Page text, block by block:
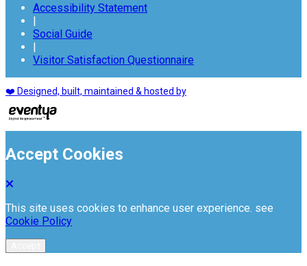
Accessibility Statement
|
Social Guide
|
Visitor Satisfaction Questionnaire
❤️ Designed, built, maintained & hosted by
Accept Cookies
This site uses cookies to enhance user experience. see
Cookie Policy